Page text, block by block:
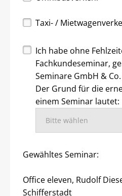
Taxi- /
Ich habe ohne
Fachkundeseminar,
Seminare GmbH &
Der Grund für die
einem Seminar lautet:
Gewähltes Seminar:
Office eleven, Rudolf
Schifferstadt